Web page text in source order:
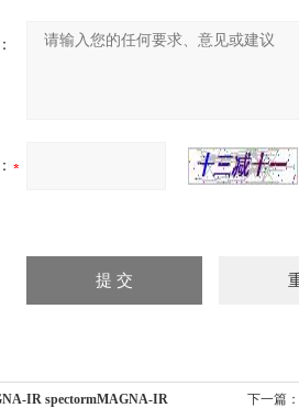
IR spectormMAGNA-IR 下一篇：